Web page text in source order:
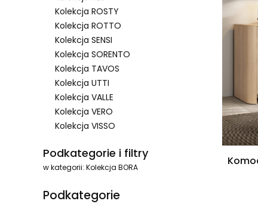
Kolekcja ROSTY
Kolekcja ROTTO
Kolekcja SENSI
Kolekcja SORENTO
Kolekcja TAVOS
Kolekcja UTTI
Kolekcja VALLE
Kolekcja VERO
Kolekcja VISSO
Podkategorie i filtry
w kategorii: Kolekcja BORA
Podkategorie